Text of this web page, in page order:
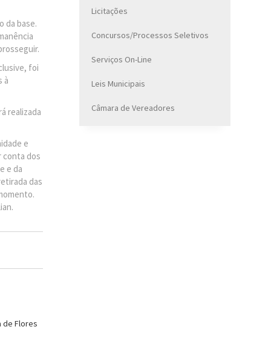
da base.
foi
à
realizada
e
conta dos
e da
das
Licitações
Concursos/Processos Seletivos
Serviços On-Line
Leis Municipais
Câmara de Vereadores